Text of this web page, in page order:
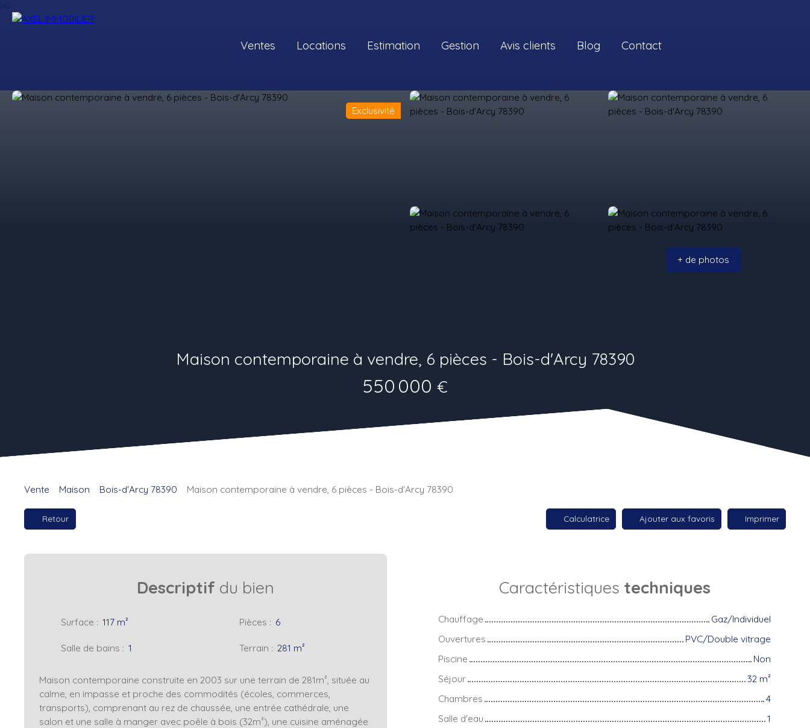
Ventes Locations Estimation Gestion Avis clients Blog Contact
Exclusivité
+ de photos
Maison contemporaine à vendre, 6 pièces - Bois-d'Arcy 78390
550 000 €
Vente Maison Bois-d'Arcy 78390 Maison contemporaine à vendre, 6 pièces - Bois-d'Arcy 78390
Retour Calculatrice Ajouter aux favoris Imprimer
Descriptif du bien
Surface : 117 m² Pièces : 6
Salle de bains : 1 Terrain : 281 m²
Maison contemporaine construite en 2003 sur une terrain de 281m², située au
calme, en impasse et proche des commodités (écoles, commerces,
transports), comprenant au rez de chaussée, une entrée cathédrale, une
salon et une salle à manger avec poêle à bois (32m²), une cuisine aménagée
Caractéristiques techniques
Chauffage
Gaz/Individuel
Ouvertures
PVC/Double vitrage
Piscine
Non
Séjour
32 m²
Chambres
4
Salle d'eau
1